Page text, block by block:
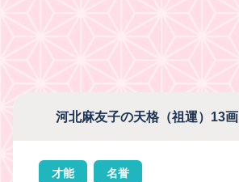
河北麻友子の天格（祖運）13画
才能 名誉